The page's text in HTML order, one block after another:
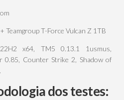
Teamgroup T-Force Vulcan Z 1TB
x64, TM5 0.13.1 1usmus,
0.85, Counter Strike 2, Shadow of
dos testes: